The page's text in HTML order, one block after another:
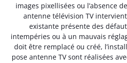
images pixellisées ou l’absence
antenne télévision TV
existante présente des
intempéries ou à un mauvais
doit être remplacé ou créé,
pose antenne TV sont réalisées